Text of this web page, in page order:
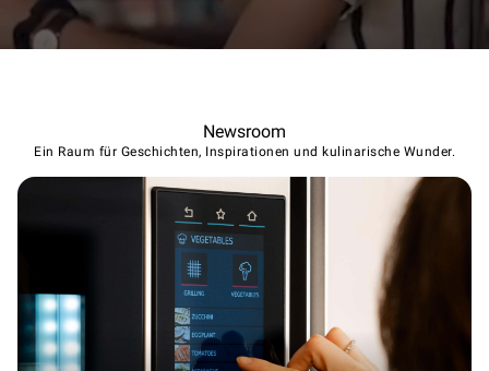
Newsroom
Ein Raum für Geschichten, Inspirationen und kulinarische Wunder.